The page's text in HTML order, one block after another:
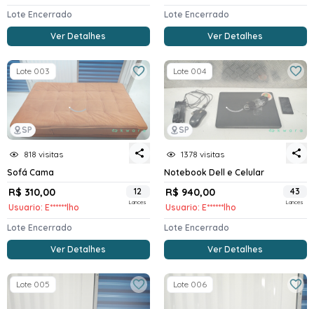
Lote Encerrado
Ver Detalhes
Lote Encerrado
Ver Detalhes
SP
Lote 003
818 visitas
Sofá Cama
R$ 310,00
Usuario: E******lho
12
Lances
Lote Encerrado
Ver Detalhes
SP
Lote 004
1378 visitas
Notebook Dell e Celular
R$ 940,00
Usuario: E******lho
43
Lances
Lote Encerrado
Ver Detalhes
Lote 005 Lote 006